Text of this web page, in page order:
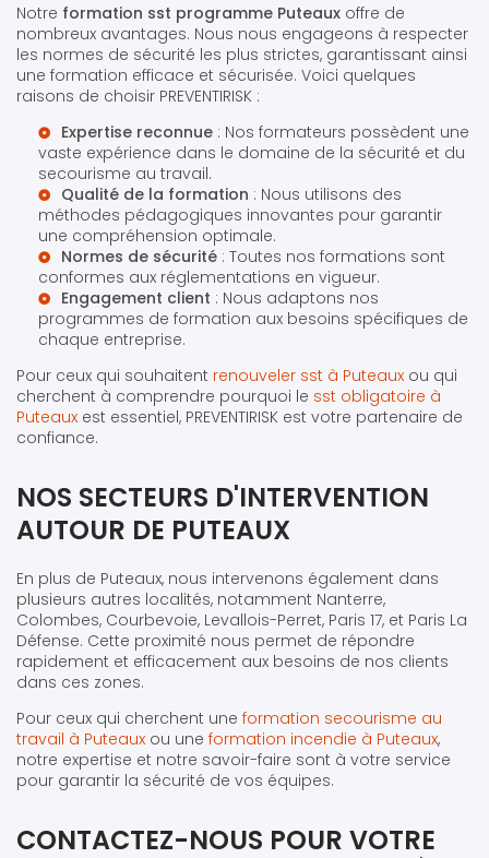
Notre formation sst programme Puteaux offre de
nombreux avantages. Nous nous engageons à respecter
les normes de sécurité les plus strictes, garantissant ainsi
une formation efficace et sécurisée. Voici quelques
raisons de choisir PREVENTIRISK :
Expertise reconnue : Nos formateurs possèdent une
vaste expérience dans le domaine de la sécurité et du
secourisme au travail.
Qualité de la formation : Nous utilisons des
méthodes pédagogiques innovantes pour garantir
une compréhension optimale.
Normes de sécurité : Toutes nos formations sont
conformes aux réglementations en vigueur.
Engagement client : Nous adaptons nos
programmes de formation aux besoins spécifiques de
chaque entreprise.
Pour ceux qui souhaitent renouveler sst à Puteaux ou qui
cherchent à comprendre pourquoi le sst obligatoire à
Puteaux est essentiel, PREVENTIRISK est votre partenaire de
confiance.
NOS SECTEURS D'INTERVENTION
AUTOUR DE PUTEAUX
En plus de Puteaux, nous intervenons également dans
plusieurs autres localités, notamment Nanterre,
Colombes, Courbevoie, Levallois-Perret, Paris 17, et Paris La
Défense. Cette proximité nous permet de répondre
rapidement et efficacement aux besoins de nos clients
dans ces zones.
Pour ceux qui cherchent une formation secourisme au
travail à Puteaux ou une formation incendie à Puteaux,
notre expertise et notre savoir-faire sont à votre service
pour garantir la sécurité de vos équipes.
CONTACTEZ-NOUS POUR VOTRE